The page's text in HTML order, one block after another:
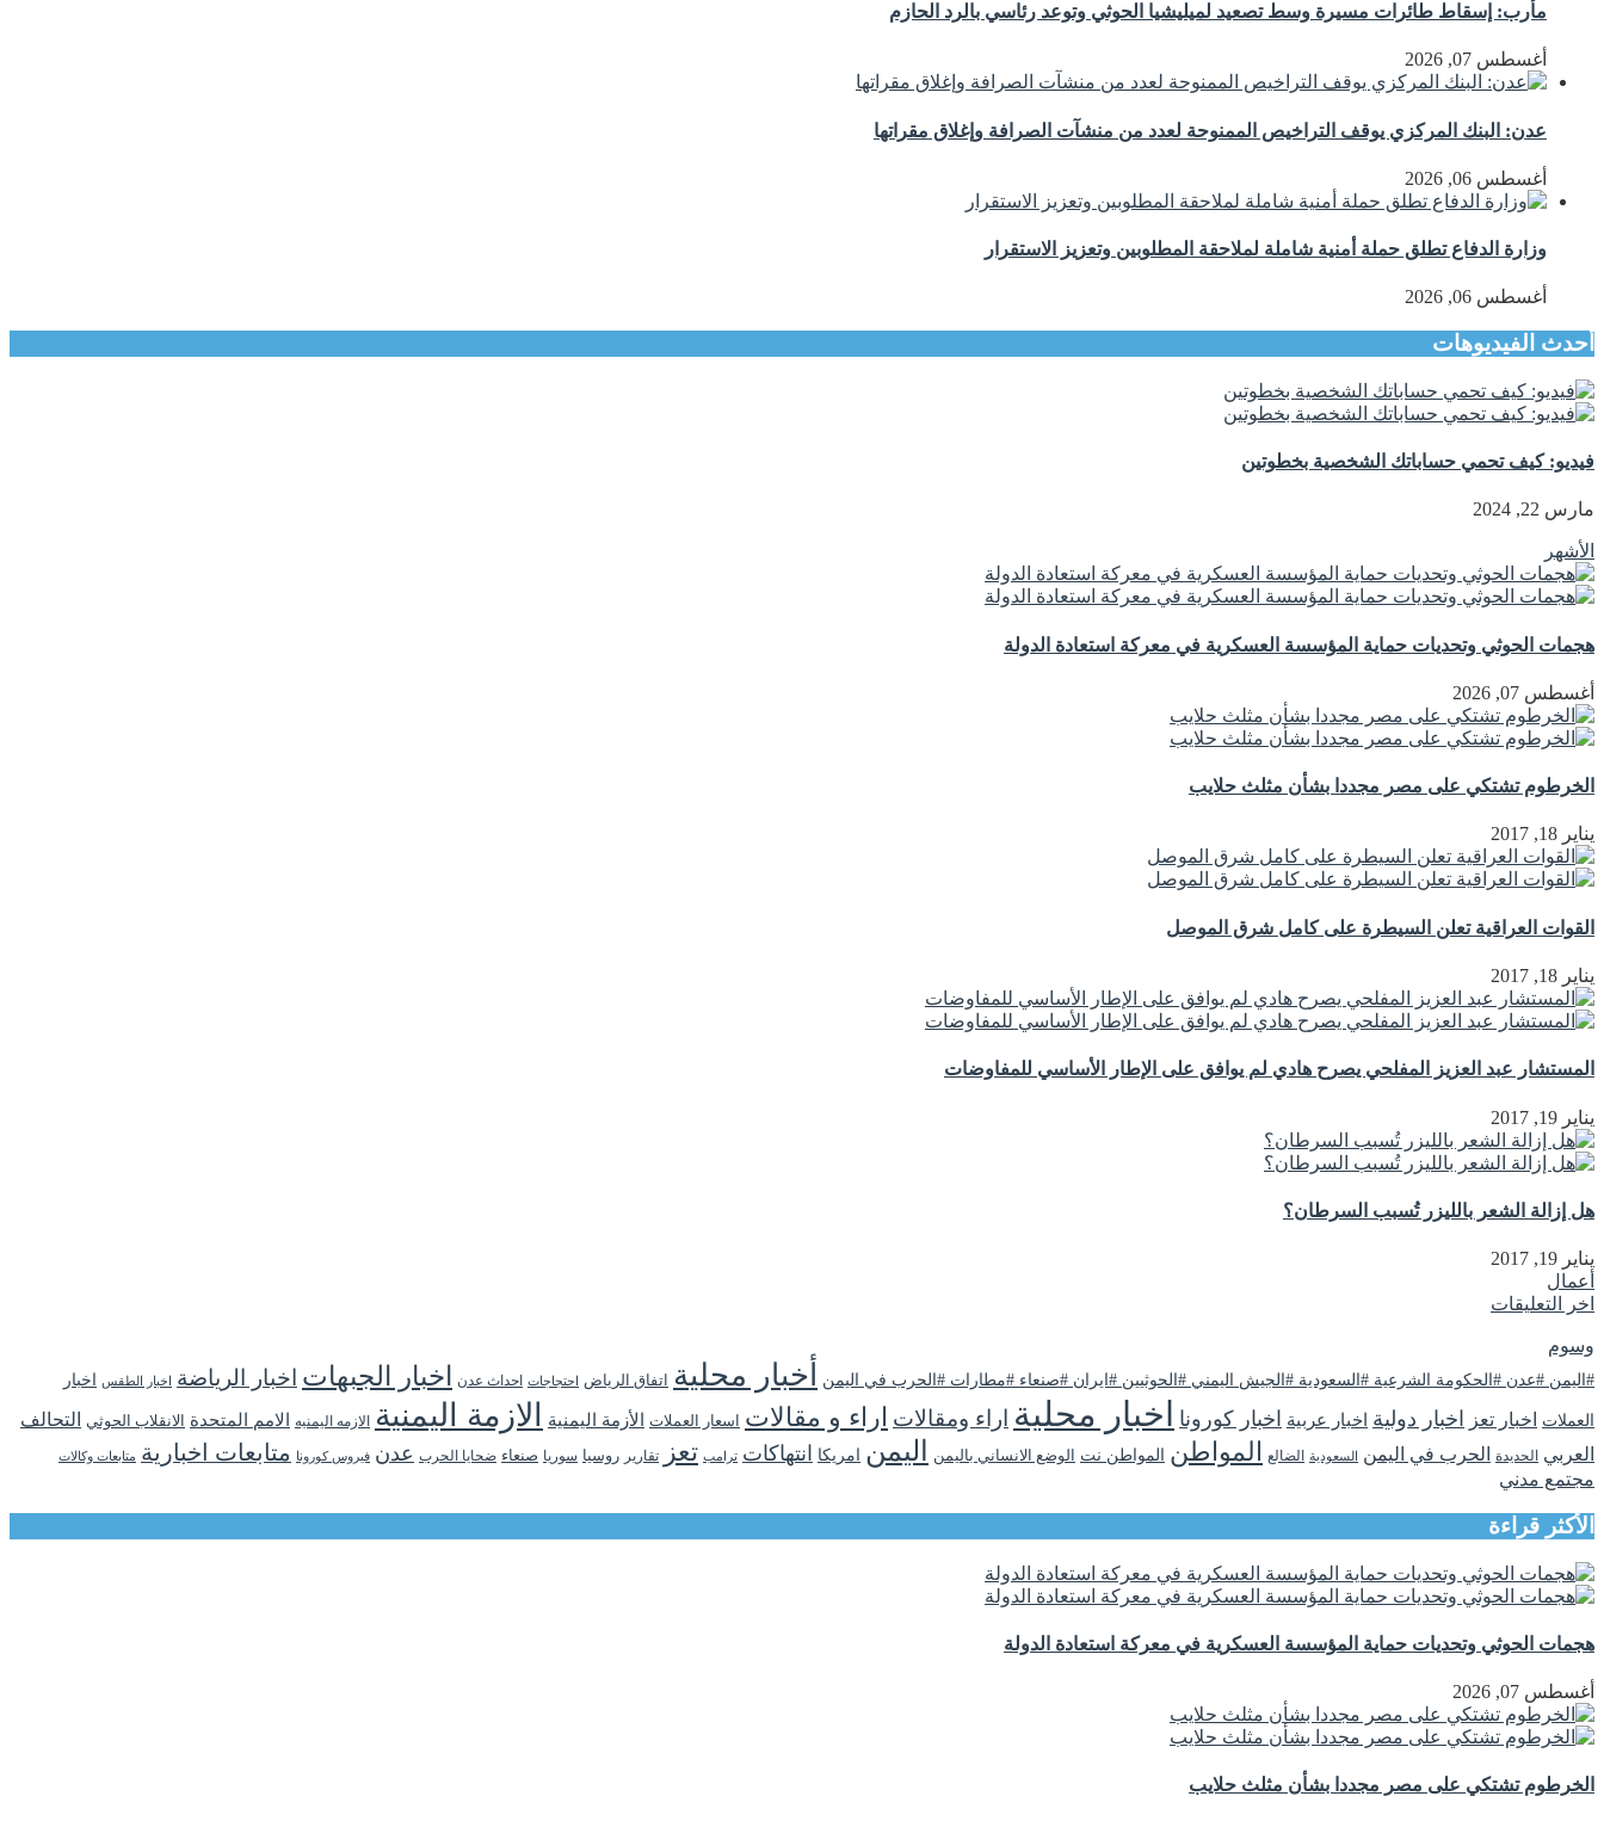
مأرب: إسقاط طائرات مسيرة وسط تصعيد لميليشيا الحوثي وتوعد رئاسي بالرد الحازم
أغسطس 07, 2026
عدن: البنك المركزي يوقف التراخيص الممنوحة لعدد من منشآت الصرافة وإغلاق مقراتها
أغسطس 06, 2026
وزارة الدفاع تطلق حملة أمنية شاملة لملاحقة المطلوبين وتعزيز الاستقرار
أغسطس 06, 2026
أحدث الفيديوهات
فيديو: كيف تحمي حساباتك الشخصية بخطوتين
مارس 22, 2024
الأشهر
هجمات الحوثي وتحديات حماية المؤسسة العسكرية في معركة استعادة الدولة
أغسطس 07, 2026
الخرطوم تشتكي على مصر مجددا بشأن مثلث حلايب
يناير 18, 2017
القوات العراقية تعلن السيطرة على كامل شرق الموصل
يناير 18, 2017
المستشار عبد العزيز المفلحي يصرح هادي لم يوافق على الإطار الأساسي للمفاوضات
يناير 19, 2017
هل إزالة الشعر بالليزر تُسبب السرطان؟
يناير 19, 2017
أعمال
اخر التعليقات
وسوم
#اليمن #عدن #الحكومة الشرعية #السعودية #الجيش اليمني #الحوثيين #ايران #صنعاء #مطارات #الحرب في اليمن أخبار محلية اتفاق الرياض احتجاجات احداث عدن اخبار الجبهات اخبار الرياضة اخبار الطقس اخبار
العملات اخبار تعز اخبار دولية اخبار عربية اخبار كورونا اخبار محلية اراء ومقالات اراء و مقالات اسعار العملات الأزمة اليمنية الازمة اليمنية الازمه اليمنيه الامم المتحدة الانقلاب الحوثي التحالف
العربي
الحديدة الحرب في اليمن السعودية الضالع المواطن المواطن نت الوضع الانساني باليمن اليمن امريكا انتهاكات ترامب تعز تقارير روسيا سوريا صنعاء ضحايا الحرب عدن فيروس كورونا متابعات اخبارية متابعات وكالات
مجتمع مدني
الأكثر قراءة
هجمات الحوثي وتحديات حماية المؤسسة العسكرية في معركة استعادة الدولة
أغسطس 07, 2026
الخرطوم تشتكي على مصر مجددا بشأن مثلث حلايب